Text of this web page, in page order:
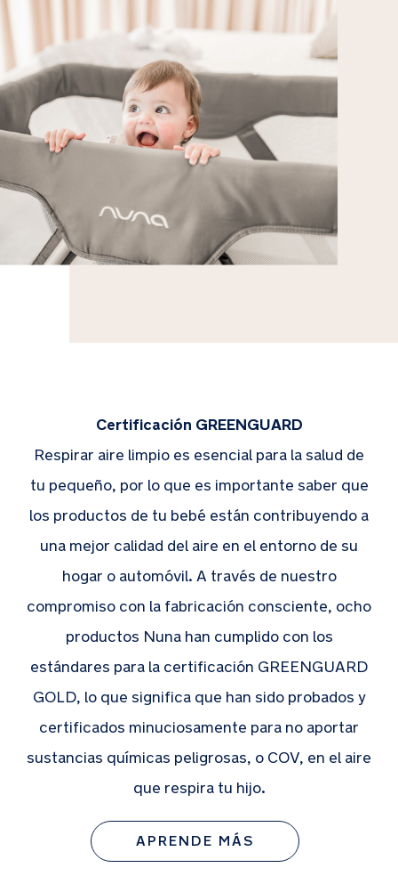
Certificación GREENGUARD
Respirar aire limpio es esencial para la salud de
tu pequeño, por lo que es importante saber que
los productos de tu bebé están contribuyendo a
una mejor calidad del aire en el entorno de su
hogar o automóvil. A través de nuestro
compromiso con la fabricación consciente, ocho
productos Nuna han cumplido con los
estándares para la certificación GREENGUARD
GOLD, lo que significa que han sido probados y
certificados minuciosamente para no aportar
sustancias químicas peligrosas, o COV, en el aire
que respira tu hijo.
APRENDE MÁS